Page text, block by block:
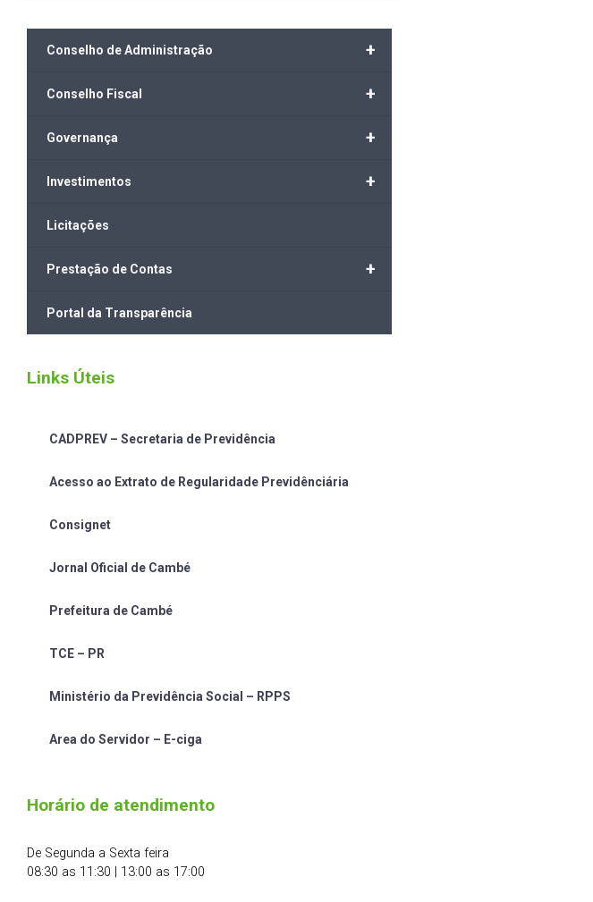
+
Conselho de Administração
+
Conselho Fiscal
+
Governança
+
Investimentos
Licitações
+
Prestação de Contas
Portal da Transparência
Links Úteis
CADPREV – Secretaria de Previdência
Acesso ao Extrato de Regularidade Previdênciária
Consignet
Jornal Oficial de Cambé
Prefeitura de Cambé
TCE – PR
Ministério da Previdência Social – RPPS
Area do Servidor – E-ciga
Horário de atendimento
De Segunda a Sexta feira
08:30 as 11:30 | 13:00 as 17:00